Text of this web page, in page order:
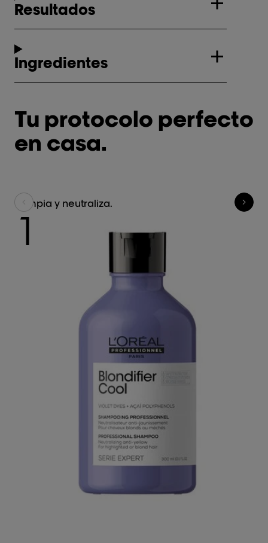
Resultados
Ingredientes
Tu protocolo perfecto
en casa.
Limpia y neutraliza.
1